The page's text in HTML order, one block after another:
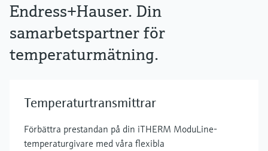
Endress+Hauser. Din
samarbetspartner för
temperaturmätning.
Temperaturtransmittrar
Förbättra prestandan på din iTHERM ModuLine-
temperaturgivare med våra flexibla